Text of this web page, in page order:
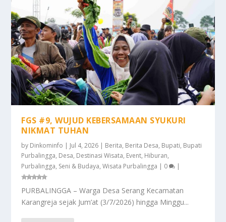
FGS #9, WUJUD KEBERSAMAAN SYUKURI
NIKMAT TUHAN
by Dinkominfo | Jul 4, 2026 | Berita, Berita Desa, Bupati, Bupati
Purbalingga, Desa, Destinasi Wisata, Event, Hiburan,
Purbalingga, Seni & Budaya,Wisata Purbalingga | 0 |
PURBALINGGA – Warga Desa Serang Kecamatan
Karangreja sejak Jum’at (3/7/2026) hingga Minggu...